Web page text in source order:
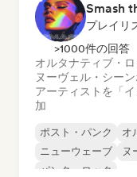
Smash
プレイリ
>1000件の回答
オルタナティブ・ロ
ヌーヴェル・シーン
アーティストを「
加
ポスト・パンク
オ
ニューウェーブ
ヌ
パンク・ロック